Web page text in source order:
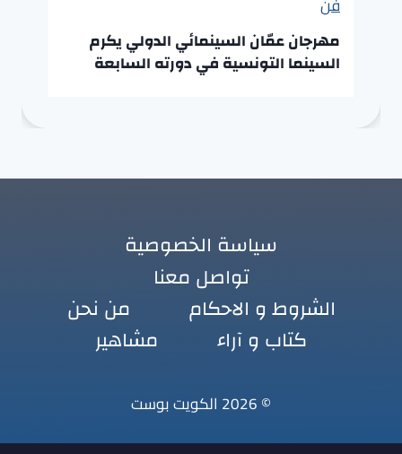
مهرجان عمّان السينمائي الدولي يكرم
السينما التونسية في دورته السابعة
سياسة الخصوصية
تواصل معنا
الشروط و الاحكام
من نحن
كتاب و آراء
مشاهير
© 2026 الكويت بوست